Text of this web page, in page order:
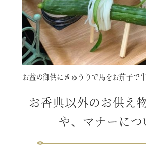
お盆の御供にきゅうりで馬をお茄子で
お香典以外のお供え
や、マナーにつ